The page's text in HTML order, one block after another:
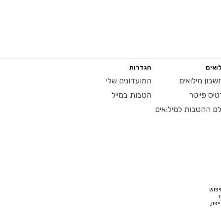
מילואים
פייטר
ההטבות למילואים
הגדרות
המועדונים שלי
הטבות במייל